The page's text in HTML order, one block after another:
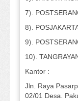
7).
8).
9).
10).
Kantor :
Jln. Raya
02/01 Desa.